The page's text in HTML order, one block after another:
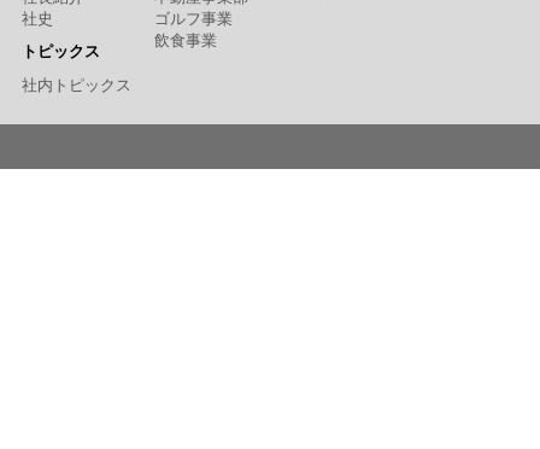
社史
トピックス
社内トピックス
ゴルフ事業
飲食事業